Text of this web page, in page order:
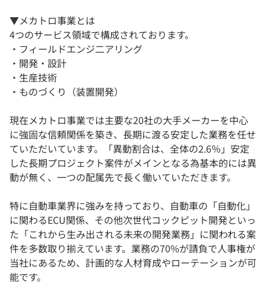
▼メカトロ事業とは
4つのサービス領域で構成されております。
・フィールドエンジ二アリング
・開発・設計
・生産技術
・ものづくり（装置開発）
現在メカトロ事業では主要な20社の大手メーカーを中心
に強固な信頼関係を築き、長期に渡る安定した業務を任せ
ていただいています。「異動割合は、全体の2.6％」安定
した長期プロジェクト案件がメインとなる為基本的には異
動が無く、一つの配属先で長く働いていただきます。
特に自動車業界に強みを持っており、自動車の「自動化」
に関わるECU関係、その他次世代コックピット開発といっ
た「これから生み出される未来の開発業務」に関われる案
件を多数取り揃えています。業務の70%が請負で人事権が
当社にあるため、計画的な人材育成やローテーションが可
能です。